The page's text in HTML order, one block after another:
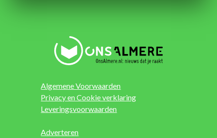
Algemene Voorwaarden
Privacy en Cookie verklaring
Leveringsvoorwaarden
Adverteren